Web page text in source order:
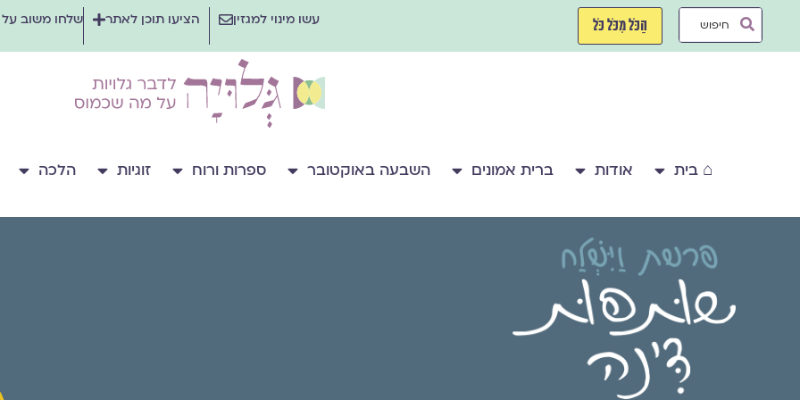
Search
הַכֹּל מִכֹּל כֹּל עשו מינוי למגזין הציעו תוכן לאתר שלחו משוב
⌂ בית אודות ברית אמונים השבעה באוקטובר ספרות ורוח זוגיות הלכה